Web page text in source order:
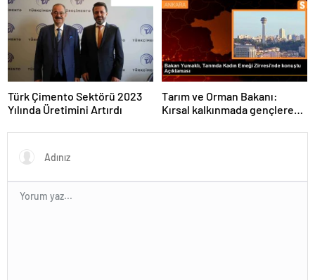
yapacak bir fabrikanın
açılışını gerçekleştirdi
Türk Çimento Sektörü 2023
Yılında Üretimini Artırdı
Tarım ve Orman Bakanı:
Kırsal kalkınmada gençlere
yapıyoruz